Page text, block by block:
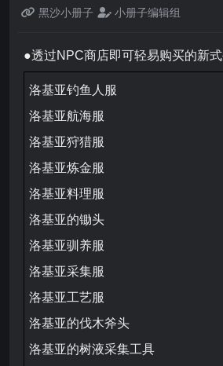
黑沙小册子 小册子编辑组
●透过NPC商店即可轻易购买的新
洛基亚钓鱼人服
洛基亚航海服
洛基亚狩猎服
洛基亚炼金服
洛基亚料理服
洛基亚的锄头
洛基亚驯养服
洛基亚采集服
洛基亚工艺服
洛基亚的伐木斧头
洛基亚的树液采集工具